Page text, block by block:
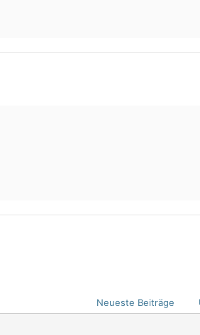
Neueste Beiträge